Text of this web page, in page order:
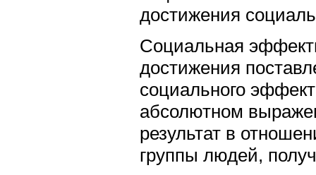
достижения
Социальная
достижения
социального
абсолютном
результат в
группы людей,